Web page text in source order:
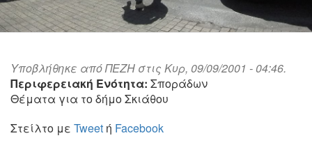
Υποβλήθηκε απόΠΕΖΗ στις Κυρ, 09/09/2001 - 04:46.
Περιφερειακή Ενότητα: Σποράδων
Θέματα για το δήμο Σκιάθου
Στείλτο με Tweet ή Facebook